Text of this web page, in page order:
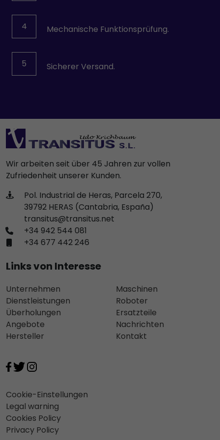
YPC-SOLENOID
4 Mechanische Funktionsprüfung.
5 Sicherer Versand.
Wir arbeiten seit über 45 Jahren zur vollen
Zufriedenheit unserer Kunden.
Pol. Industrial de Heras, Parcela 270,
39792 HERAS (Cantabria, España)
transitus@transitus.net
+34 942 544 081
+34 677 442 246
Links von Interesse
Unternehmen
Dienstleistungen
Überholungen
Angebote
Hersteller
Maschinen
Roboter
Ersatzteile
Nachrichten
Kontakt
Cookie-Einstellungen
Legal warning
Cookies Policy
Privacy Policy